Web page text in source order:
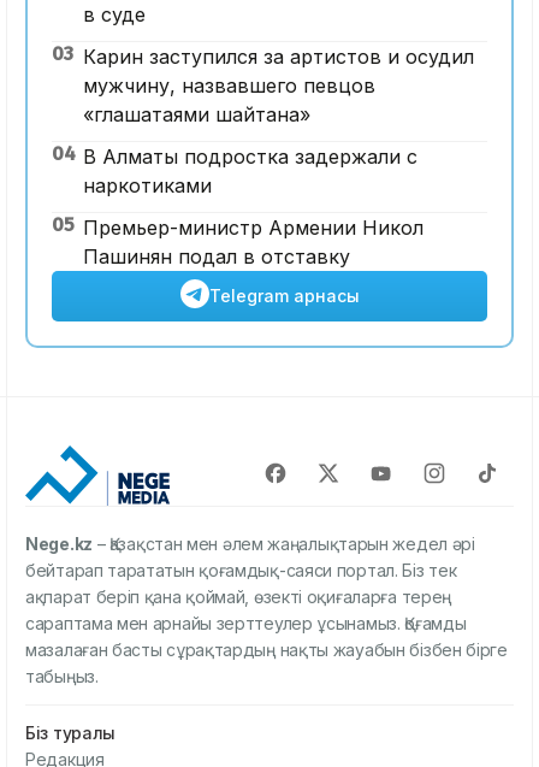
в суде
03 Карин заступился за артистов и осудил
мужчину, назвавшего певцов
«глашатаями шайтана»
04 В Алматы подростка задержали с
наркотиками
05 Премьер-министр Армении Никол
Пашинян подал в отставку
Telegram арнасы
Nege.kz – Қазақстан мен әлем жаңалықтарын жедел әрі
бейтарап тарататын қоғамдық-саяси портал. Біз тек
ақпарат беріп қана қоймай, өзекті оқиғаларға терең
сараптама мен арнайы зерттеулер ұсынамыз. Қоғамды
мазалаған басты сұрақтардың нақты жауабын бізбен бірге
табыңыз.
Біз туралы
Редакция